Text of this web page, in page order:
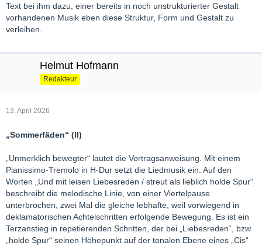
Text bei ihm dazu, einer bereits in noch unstrukturierter Gestalt
vorhandenen Musik eben diese Struktur, Form und Gestalt zu
verleihen.
Helmut Hofmann
Redakteur
13. April 2026
„Sommerfäden“ (II)
„Unmerklich bewegter“ lautet die Vortragsanweisung. Mit einem
Pianissimo-Tremolo in H-Dur setzt die Liedmusik ein. Auf den
Worten „Und mit leisen Liebesreden / streut als lieblich holde Spur“
beschreibt die melodische Linie, von einer Viertelpause
unterbrochen, zwei Mal die gleiche lebhafte, weil vorwiegend in
deklamatorischen Achtelschritten erfolgende Bewegung. Es ist ein
Terzanstieg in repetierenden Schritten, der bei „Liebesreden“, bzw.
„holde Spur“ seinen Höhepunkt auf der tonalen Ebene eines „Cis“